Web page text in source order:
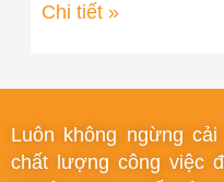
Chi tiết »
Luôn không ngừng
chất lượng công việc